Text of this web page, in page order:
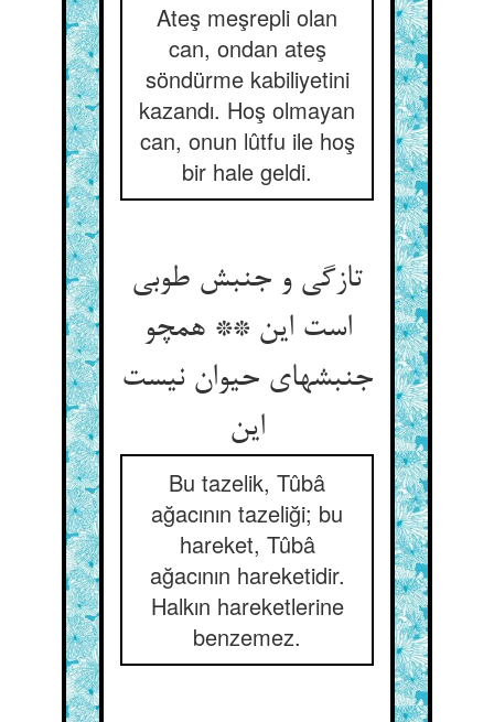
Ateş meşrepli olan
can, ondan ateş
söndürme kabiliyetini
kazandı. Hoş olmayan
can, onun lûtfu ile hoş
bir hale geldi.
تازگی و جنبش طوبی
است این ** همچو
جنبشهای حیوان نیست
Bu tazelik, Tûbâ
ağacının tazeliği; bu
hareket, Tûbâ
ağacının hareketidir.
Halkın hareketlerine
benzemez.